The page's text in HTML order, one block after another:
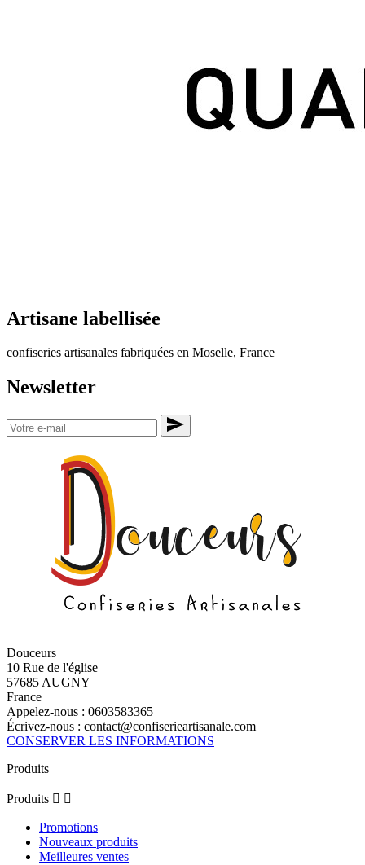
Artisane labellisée
confiseries artisanales fabriquées en Moselle, France
Newsletter
Douceurs
10 Rue de l'église
57685 AUGNY
France
Appelez-nous : 0603583365
Écrivez-nous : contact@confiserieartisanale.com
CONSERVER LES INFORMATIONS
Produits
Produits  
Promotions
Nouveaux produits
Meilleures ventes